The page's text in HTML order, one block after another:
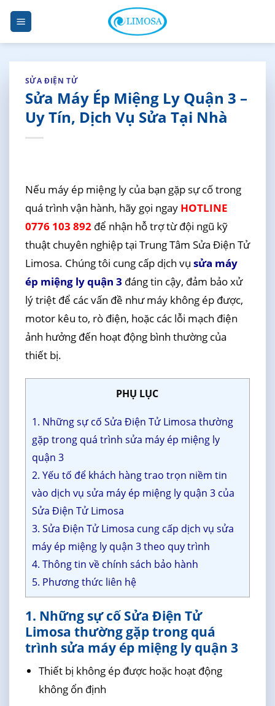
Skip
content
SỬA ĐIỆN TỬ
Sửa Máy Ép Miệng Ly Quận 3 –
Uy Tín, Dịch Vụ Sửa Tại Nhà
Nếu máy ép miệng ly của bạn gặp sự cố trong
quá trình vận hành, hãy gọi ngay HOTLINE
0776 103 892để nhận hỗ trợ từ đội ngũ kỹ
thuật chuyên nghiệp tại Trung Tâm Sửa Điện Tử
Limosa. Chúng tôi cung cấp dịch vụ sửa máy
ép miệng ly quận 3 đáng tin cậy, đảm bảo xử
lý triệt để các vấn đề như máy không ép được,
motor kêu to, rò điện, hoặc các lỗi mạch điện
ảnh hưởng đến hoạt động bình thường của
thiết bị.
PHỤ LỤC
1. Những sự cố Sửa Điện Tử Limosa thường
gặp trong quá trình sửa máy ép miệng ly
quận 3
2. Yếu tố để khách hàng trao trọn niềm tin
vào dịch vụ sửa máy ép miệng ly quận 3 của
Sửa Điện Tử Limosa
3. Sửa Điện Tử Limosa cung cấp dịch vụ sửa
máy ép miệng ly quận 3 theo quy trình
4. Thông tin về chính sách bảo hành
5. Phương thức liên hệ
1. Những sự cố Sửa Điện Tử
Limosa thường gặp trong quá
trình sửa máy ép miệng ly quận 3
Thiết bị không ép được hoặc hoạt động
không ổn định